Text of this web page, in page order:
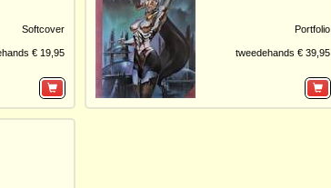
Softcover
€ 19,95
Portfolio
tweedehands € 39,95